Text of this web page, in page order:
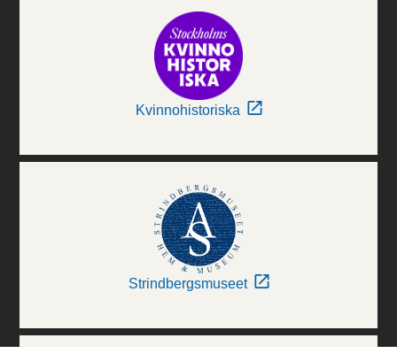
Kvinnohistoriska
Strindbergsmuseet